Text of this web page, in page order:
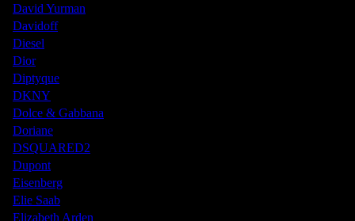
David Yurman
Davidoff
Diesel
Dior
Diptyque
DKNY
Dolce & Gabbana
Doriane
DSQUARED2
Dupont
Eisenberg
Elie Saab
Elizabeth Arden